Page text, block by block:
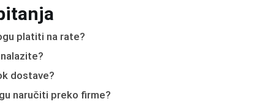
platiti na rate?
dostave?
naručiti preko firme?